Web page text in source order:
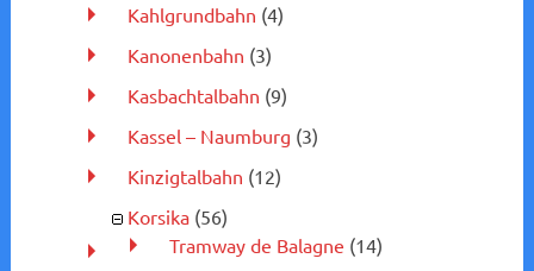
Kahlgrundbahn (4)
Kanonenbahn (3)
Kasbachtalbahn (9)
Kassel – Naumburg (3)
Kinzigtalbahn (12)
Korsika(56)
Tramway de Balagne (14)